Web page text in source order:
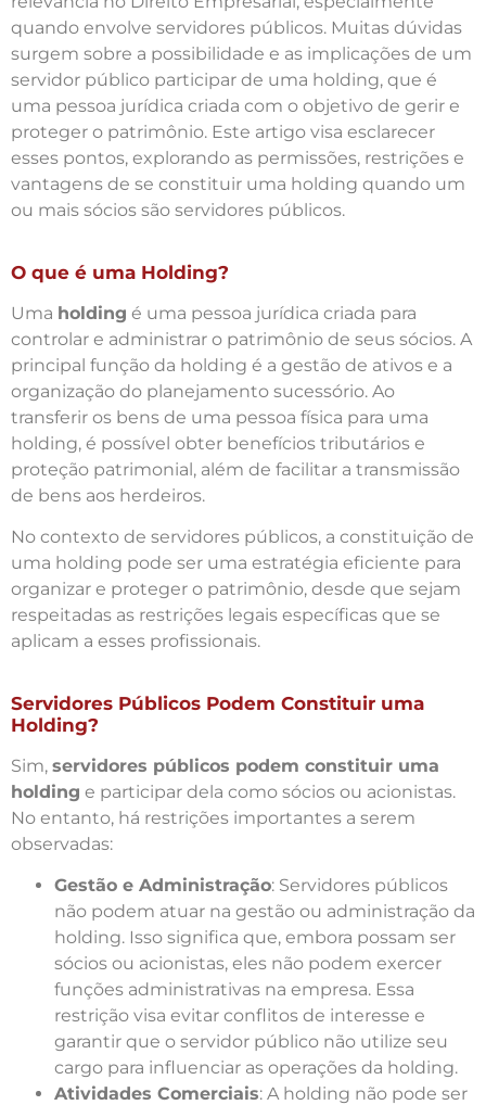
quando envolve servidores públicos. Muitas dúvidas
surgem sobre a possibilidade e as implicações de um
servidor público participar de uma holding, que é
uma pessoa jurídica criada com o objetivo de gerir e
proteger o patrimônio. Este artigo visa esclarecer
esses pontos, explorando as permissões, restrições e
vantagens de se constituir uma holding quando um
ou mais sócios são servidores públicos.
O que é uma Holding?
Uma holding é uma pessoa jurídica criada para
controlar e administrar o patrimônio de seus sócios. A
principal função da holding é a gestão de ativos e a
organização do planejamento sucessório. Ao
transferir os bens de uma pessoa física para uma
holding, é possível obter benefícios tributários e
proteção patrimonial, além de facilitar a transmissão
de bens aos herdeiros.
No contexto de servidores públicos, a constituição de
uma holding pode ser uma estratégia eficiente para
organizar e proteger o patrimônio, desde que sejam
respeitadas as restrições legais específicas que se
aplicam a esses profissionais.
Servidores Públicos Podem Constituir uma
Holding?
Sim, servidores públicos podem constituir uma
holding e participar dela como sócios ou acionistas.
No entanto, há restrições importantes a serem
observadas:
Gestão e Administração: Servidores públicos
não podem atuar na gestão ou administração da
holding. Isso significa que, embora possam ser
sócios ou acionistas, eles não podem exercer
funções administrativas na empresa. Essa
restrição visa evitar conflitos de interesse e
garantir que o servidor público não utilize seu
cargo para influenciar as operações da holding.
Atividades Comerciais: A holding não pode ser